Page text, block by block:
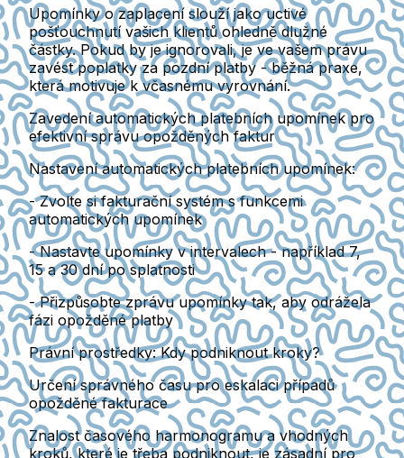
Upomínky o zaplacení slouží jako uctivé
pošťouchnutí vašich klientů ohledně dlužné
částky. Pokud by je ignorovali, je ve vašem právu
zavést poplatky za pozdní platby - běžná praxe,
která motivuje k včasnému vyrovnání.
Zavedení automatických platebních upomínek pro
efektivní správu opožděných faktur
Nastavení automatických platebních upomínek:
- Zvolte si fakturační systém s funkcemi
automatických upomínek
- Nastavte upomínky v intervalech - například 7,
15 a 30 dní po splatnosti
- Přizpůsobte zprávu upomínky tak, aby odrážela
fázi opožděné platby
Právní prostředky: Kdy podniknout kroky?
Určení správného času pro eskalaci případů
opožděné fakturace
Znalost časového harmonogramu a vhodných
kroků, které je třeba podniknout, je zásadní pro